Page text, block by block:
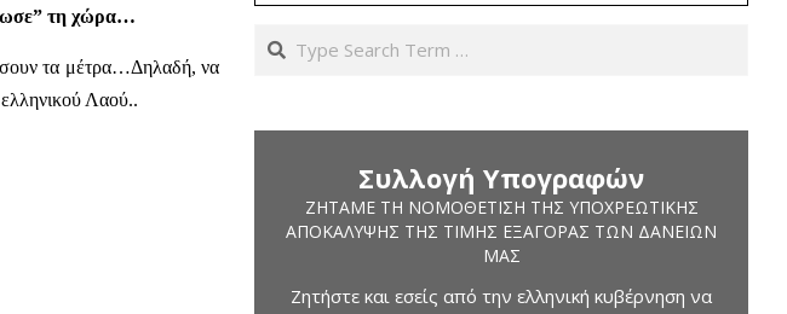
τη χώρα…
τα μέτρα…Δηλαδή, να
Λαού..
Search
Συλλογή Υπογραφών
ΖΗΤΆΜΕ ΤΗ ΝΟΜΟΘΈΤΙΣΗ ΤΗΣ ΥΠΟΧΡΕΩΤΙΚΉΣ
ΑΠΟΚΆΛΥΨΗΣ ΤΗΣ ΤΙΜΉΣ ΕΞΑΓΟΡΆΣ ΤΩΝ ΔΑΝΕΊΩΝ
ΜΑΣ
Ζητήστε και εσείς από την ελληνική κυβέρνηση να